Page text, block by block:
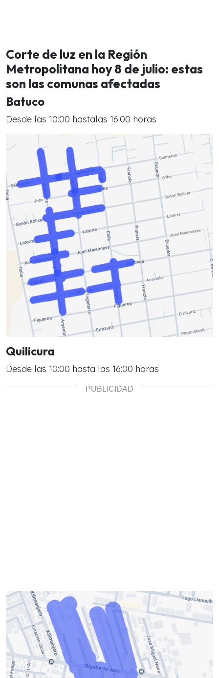
Corte de luz en la Región
Metropolitana hoy 8 de julio: estas
son las comunas afectadas
Batuco
Desde las 10:00 hastalas 16:00 horas
Quilicura
Desde las 10:00 hasta las 16:00 horas